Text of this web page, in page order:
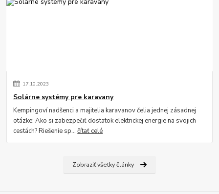
17.10.2023
Solárne systémy pre karavany
Kempingoví nadšenci a majitelia karavanov čelia jednej zásadnej
otázke: Ako si zabezpečiť dostatok elektrickej energie na svojich
cestách? Riešenie sp...čítať celé
Zobraziť všetky články